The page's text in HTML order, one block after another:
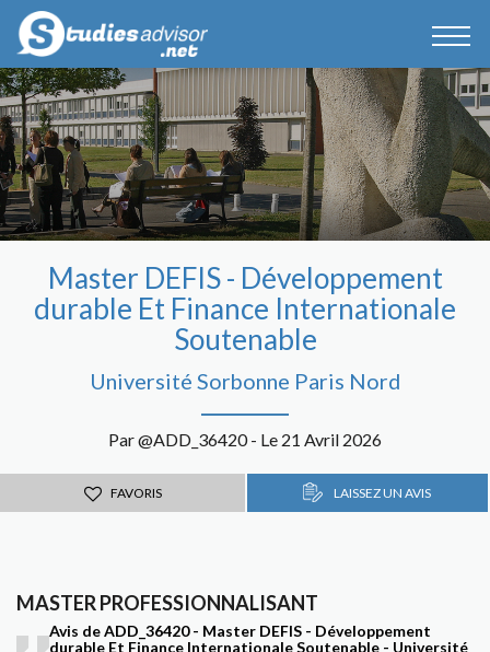
Master DEFIS - Développement
durable Et Finance Internationale
Soutenable
Université Sorbonne Paris Nord
Par @ADD_36420 - Le 21 Avril 2026
FAVORIS LAISSEZ UN AVIS
MASTER PROFESSIONNALISANT
Avis de ADD_36420 - Master DEFIS - Développement
durable Et Finance Internationale Soutenable - Université